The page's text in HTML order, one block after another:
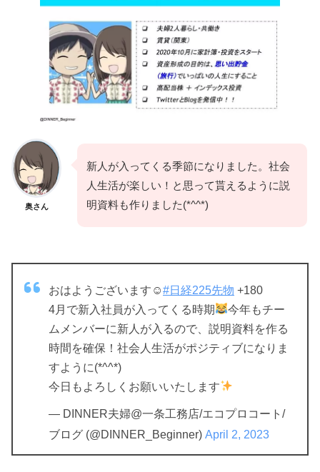
奥さん
新人が入ってくる季節になりました。社会
人生活が楽しい！と思って貰えるように説
明資料も作りました(*^^*)
おはようございます☺#日経225先物 +180
4月で新入社員が入ってくる時期
今年もチー
ムメンバーに新人が入るので、説明資料を作る
時間を確保！社会人生活がポジティブになりま
すように(*^^*)
今日もよろしくお願いいたします
— DINNER夫婦@一条工務店/エコプロコート/
ブログ (@DINNER_Beginner) April 2, 2023